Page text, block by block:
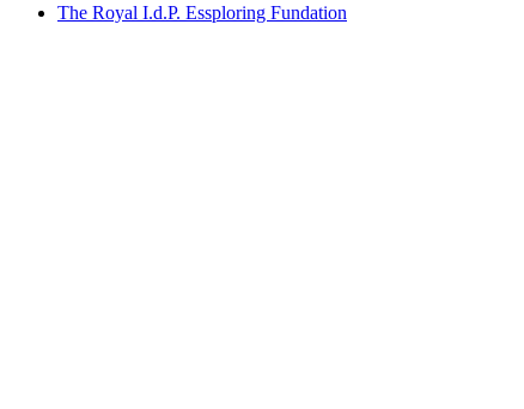
The Royal I.d.P. Essploring Fundation